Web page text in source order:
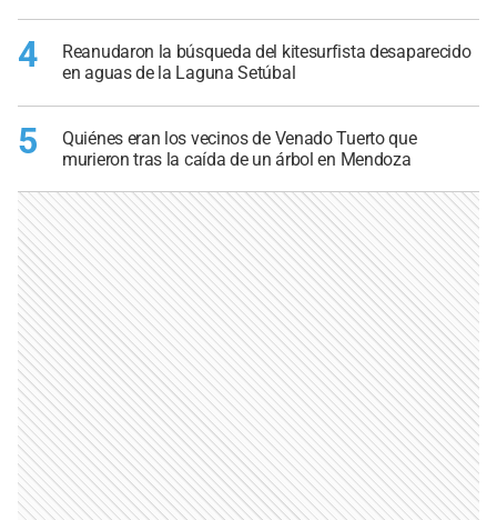
4
Reanudaron la búsqueda del kitesurfista desaparecido
en aguas de la Laguna Setúbal
5
Quiénes eran los vecinos de Venado Tuerto que
murieron tras la caída de un árbol en Mendoza